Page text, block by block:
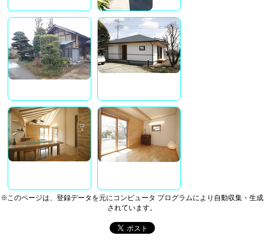
※このページは、登録データを元にコンピュータ プログラムにより自動収集・生成
されています。